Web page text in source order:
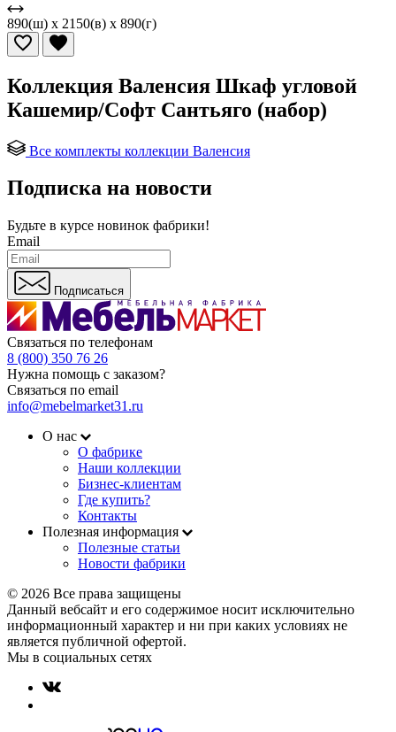
890(ш) x 2150(в) x 890(г)
Коллекция Валенсия Шкаф угловой
Кашемир/Софт Сантьяго (набор)
Все комплекты коллекции Валенсия
Подписка на новости
Будьте в курсе новинок фабрики!
Email
Подписаться
Связаться по телефонам
8 (800) 350 76 26
Нужна помощь с заказом?
Связаться по email
info@mebelmarket31.ru
О нас
О фабрике
Наши коллекции
Бизнес-клиентам
Где купить?
Контакты
Полезная информация
Полезные статьи
Новости фабрики
© 2026 Все права защищены
Данный вебсайт и его содержимое носит исключительно
информационный характер и ни при каких условиях не
является публичной офертой.
Мы в социальных сетях